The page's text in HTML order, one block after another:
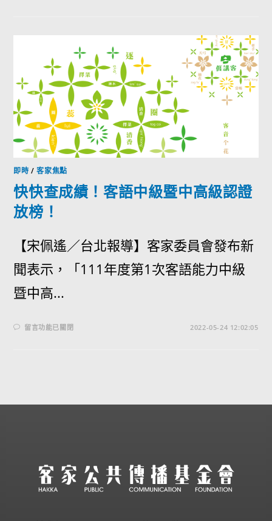
即時 /客家焦點
快快查成績！客語中級暨中高級認證
放榜！
【宋佩遙／台北報導】客家委員會發布新
聞表示，「111年度第1次客語能力中級
暨中高...
留言功能已關閉 2022-05-24 12:02:05